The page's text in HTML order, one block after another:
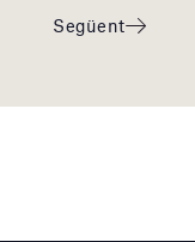
Següent